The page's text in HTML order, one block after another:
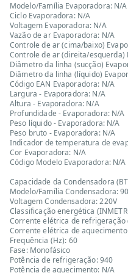
Modelo/Família Evaporadora: N/A
Ciclo Evaporadora: N/A
Voltagem Evaporadora: N/A
Vazão de ar Evaporadora: N/A
Controle de ar (cima/baixo)
Controle de ar (direita/esquerda)
Diâmetro da linha (sucção)
Diâmetro da linha (líquido)
Código EAN Evaporadora: N/A
Largura - Evaporadora: N/A
Altura - Evaporadora: N/A
Profundidade - Evaporadora: N/A
Peso líquido - Evaporadora: N/A
Peso bruto - Evaporadora: N/A
Indicador de temperatura de
Cor Evaporadora: N/A
Código Modelo Evaporadora: N/A
Capacidade da Condensadora
Modelo/Família Condensadora:
Voltagem Condensadora: 220V
Classificação energética
Corrente elétrica de refrigeração
Corrente elétrica de
Frequência (Hz): 60
Fase: Monofásico
Potência de refrigeração: 940
Potência de aquecimento: N/A